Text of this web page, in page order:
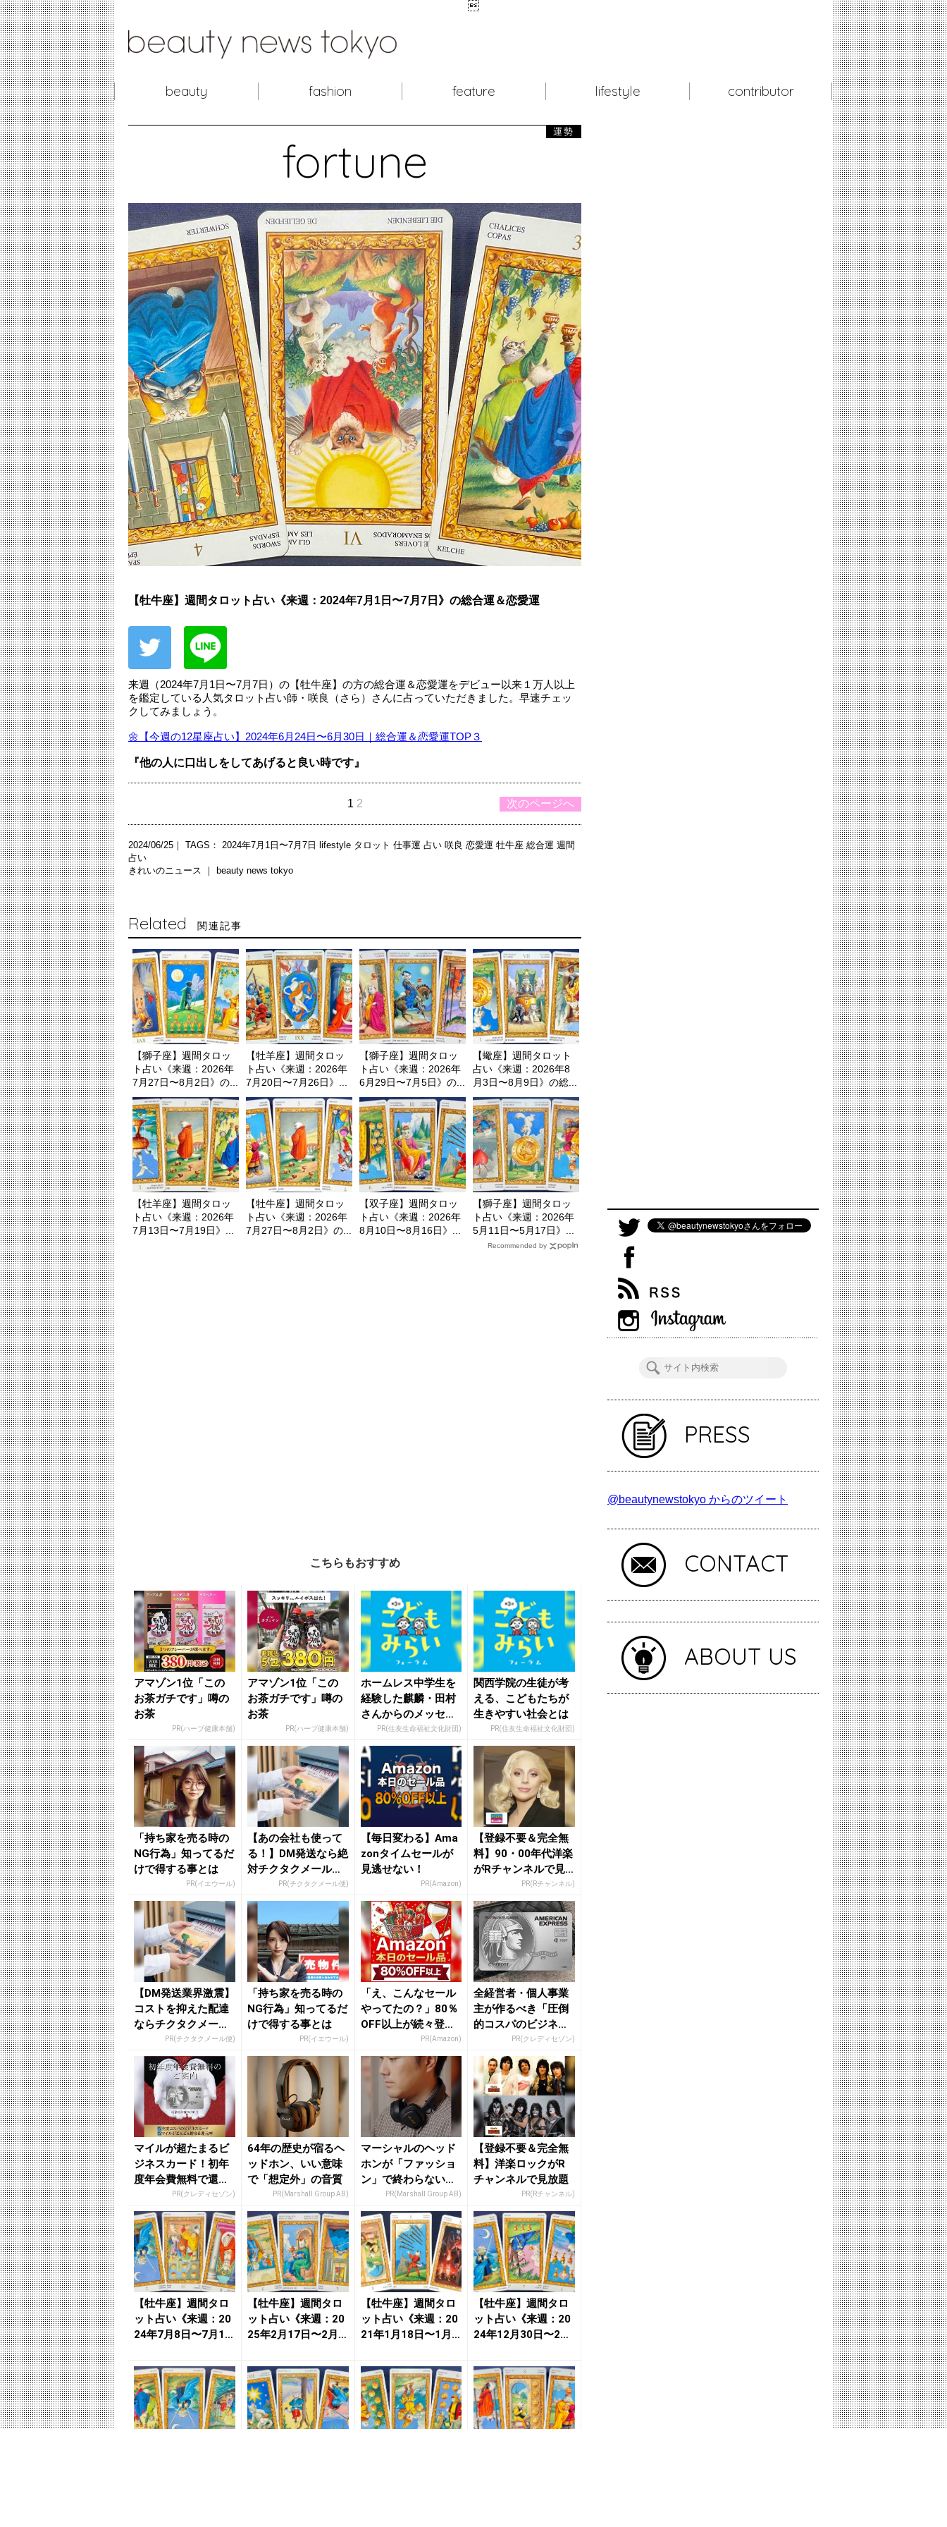

beauty fashion feature lifestyle contributor
fortune
運勢
【牡牛座】週間タロット占い《来週：2024年7月1日〜7月7日》の総合運＆恋愛運
来週（2024年7月1日〜7月7日）の【牡牛座】の方の総合運＆恋愛運をデビュー以来１万人以上
を鑑定している人気タロット占い師・咲良（さら）さんに占っていただきました。早速チェッ
クしてみましょう。
🌼【今週の12星座占い】2024年6月24日〜6月30日｜総合運＆恋愛運TOP３
『他の人に口出しをしてあげると良い時です』
次のページへ
1 2
2024/06/25｜ TAGS： 2024年7月1日〜7月7日 lifestyle タロット 仕事運 占い 咲良 恋愛運 牡牛座 総合運 週間
占い
きれいのニュース ｜ beauty news tokyo
Related 関連記事
【獅子座】週間タロッ
ト占い《来週：2026年
7月27日〜8月2日》の...
【牡羊座】週間タロッ
ト占い《来週：2026年
7月20日〜7月26日》...
【獅子座】週間タロッ
ト占い《来週：2026年
6月29日〜7月5日》の...
【蠍座】週間タロット
占い《来週：2026年8
月3日〜8月9日》の総...
【牡羊座】週間タロッ
ト占い《来週：2026年
7月13日〜7月19日》...
【牡牛座】週間タロッ
ト占い《来週：2026年
7月27日〜8月2日》の...
【双子座】週間タロッ
ト占い《来週：2026年
8月10日〜8月16日》...
【獅子座】週間タロッ
ト占い《来週：2026年
5月11日〜5月17日》...
Recommended by
こちらもおすすめ
アマゾン1位「この
お茶ガチです」噂の
お茶
PR(ハーブ健康本舗)
アマゾン1位「この
お茶ガチです」噂の
お茶
PR(ハーブ健康本舗)
ホームレス中学生を
経験した麒麟・田村
さんからのメッセー
PR(住友生命福祉文化財団)
関西学院の生徒が考
える、こどもたちが
生きやすい社会とは
PR(住友生命福祉文化財団)
「持ち家を売る時の
NG行為」知ってるだ
けで得する事とは
PR(イエウール)
【あの会社も使って
る！】DM発送なら絶
対チクタクメール
PR(チクタクメール便)
【毎日変わる】Ama
zonタイムセールが
見逃せない！
PR(Amazon)
【登録不要＆完全無
料】90・00年代洋楽
がRチャンネルで見
PR(Rチャンネル)
【DM発送業界激震】
コストを抑えた配達
ならチクタクメール
PR(チクタクメール便)
「持ち家を売る時の
NG行為」知ってるだ
けで得する事とは
PR(イエウール)
「え、こんなセール
やってたの？」80％
OFF以上が続々登
場！Amazonの本気
が...
PR(Amazon)
全経営者・個人事業
主が作るべき「圧倒
的コスパのビジネス
カード」PR(クレディセゾン)
マイルが超たまるビ
ジネスカード！初年
度年会費無料で還元
率最大1.125%PR(クレディセゾン)
64年の歴史が宿るヘ
ッドホン、いい意味
で「想定外」の音質
PR(Marshall Group AB)
マーシャルのヘッド
ホンが「ファッショ
ン」で終わらない理
PR(Marshall Group AB)
【登録不要＆完全無
料】洋楽ロックがR
チャンネルで見放題
PR(Rチャンネル)
【牡牛座】週間タロ
ット占い《来週：20
24年7月8日〜7月14
愛...
【牡牛座】週間タロ
ット占い《来週：20
25年2月17日〜2月2
【牡牛座】週間タロ
ット占い《来週：20
21年1月18日〜1月2
【牡牛座】週間タロ
ット占い《来週：20
24年12月30日〜202
PRESS
@beautynewstokyo からのツイート
CONTACT
ABOUT US